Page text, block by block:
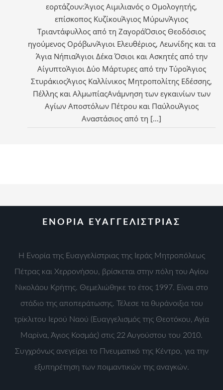
εορτάζουν:Άγιος Αιμιλιανός ο Ομολογητής,
επίσκοπος ΚυζίκουΆγιος ΜύρωνΆγιος
Τριαντάφυλλος από τη ΖαγοράΌσιος Θεοδόσιος
ηγούμενος ΟρόβωνΆγιοι Ελευθέριος, Λεωνίδης και τα
Άγια ΝήπιαΆγιοι Δέκα Όσιοι και Ασκητές από την
ΑίγυπτοΆγιοι Δύο Μάρτυρες από την ΤύροΆγιος
ΣτυράκιοςΆγιος Καλλίνικος Μητροπολίτης Εδέσσης,
Πέλλης και ΑλμωπίαςAνάμνηση των εγκαινίων των
Αγίων Αποστόλων Πέτρου και ΠαύλουΆγιος
Αναστάσιος από τη […]
ΕΝΟΡΙΑ ΕΥΑΓΓΕΛΙΣΤΡΙΑΣ
Η Ενορία της Ευαγγελίστριας της Ιεράς Μητροπόλεως
Πέτρας και Χερρονήσου, βρίσκεται στην πόλη του Αγίου
Νικολάου Κρήτης. Θεμελιώθηκε το έτος 1997. Είναι στο
στάδιο της αποπεράτωσης. Τέλεσε τα θυράνοιξια του
τρίκλιτου Ιερού Ναού (Ευαγγελισμός της Θεοτόκου, Αγία
Μαρίνα, Άγιος Κοσμάς) στις 22 Αυγούστου του 2010.
Συγχρόνως ανεγείρει το Πνευματικό της Κέντρο, για την
εξυπηρέτηση των ποιμαντικών της αναγκών.